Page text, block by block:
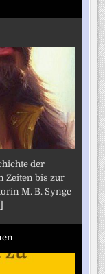
der
Zeiten bis zur
M. B. Synge